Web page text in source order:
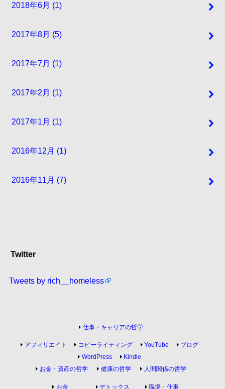
2018年6月 (1)
2017年8月 (5)
2017年7月 (1)
2017年2月 (1)
2017年1月 (1)
2016年12月 (1)
2016年11月 (7)
Twitter
Tweets by rich__homeless
仕事・キャリアの哲学
アフィリエイト コピーライティング YouTube
ブログ
WordPress
Kindle
お金・資産の哲学
お金
健康の哲学
デトックス
人間関係の哲学
職場・仕事